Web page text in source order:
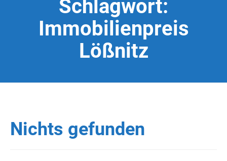
Schlagwort:
Immobilienpreis
Lößnitz
Nichts gefunden